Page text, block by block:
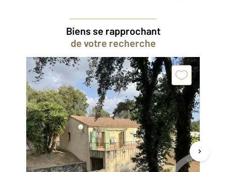
Biens se rapprochant
de votre recherche